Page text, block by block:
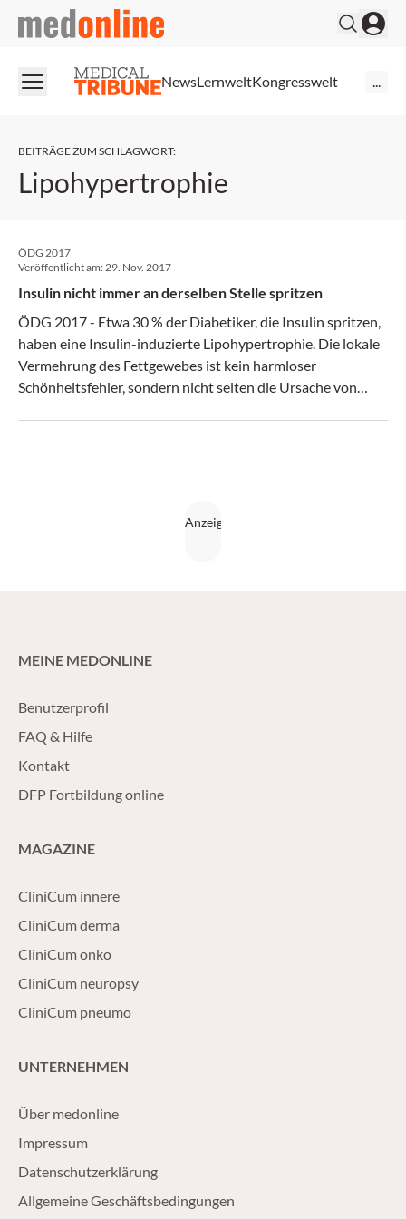
medonline
NewsLernweltKongresswelt
BEITRÄGE ZUM SCHLAGWORT:
Lipohypertrophie
ÖDG 2017
Veröffentlicht am:29. Nov. 2017
Insulin nicht immer an derselben Stelle spritzen
ÖDG 2017 - Etwa 30 % der Diabetiker, die Insulin spritzen,
haben eine Insulin-induzierte Lipohypertrophie. Die lokale
Vermehrung des Fettgewebes ist kein harmloser
Schönheitsfehler, sondern nicht selten die Ursache von
MEINE MEDONLINE
Benutzerprofil
FAQ & Hilfe
Kontakt
DFP Fortbildung online
MAGAZINE
CliniCum innere
CliniCum derma
CliniCum onko
CliniCum neuropsy
CliniCum pneumo
UNTERNEHMEN
Über medonline
Impressum
Datenschutzerklärung
Allgemeine Geschäftsbedingungen